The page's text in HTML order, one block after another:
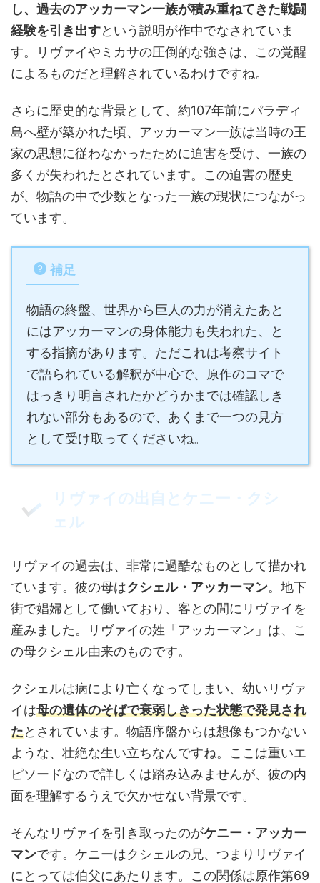
し、過去のアッカーマン一族が積み重ねてきた戦闘
経験を引き出すという説明が作中でなされていま
す。リヴァイやミカサの圧倒的な強さは、この覚醒
によるものだと理解されているわけですね。
さらに歴史的な背景として、約107年前にパラディ
島へ壁が築かれた頃、アッカーマン一族は当時の王
家の思想に従わなかったために迫害を受け、一族の
多くが失われたとされています。この迫害の歴史
が、物語の中で少数となった一族の現状につながっ
ています。
補足
物語の終盤、世界から巨人の力が消えたあと
にはアッカーマンの身体能力も失われた、と
する指摘があります。ただこれは考察サイト
で語られている解釈が中心で、原作のコマで
はっきり明言されたかどうかまでは確認しき
れない部分もあるので、あくまで一つの見方
として受け取ってくださいね。
リヴァイの出自とケニー・クシ
ェル
リヴァイの過去は、非常に過酷なものとして描かれ
ています。彼の母はクシェル・アッカーマン。地下
街で娼婦として働いており、客との間にリヴァイを
産みました。リヴァイの姓「アッカーマン」は、こ
の母クシェル由来のものです。
クシェルは病により亡くなってしまい、幼いリヴァ
イは母の遺体のそばで衰弱しきった状態で発見され
たとされています。物語序盤からは想像もつかない
ような、壮絶な生い立ちなんですね。ここは重いエ
ピソードなので詳しくは踏み込みませんが、彼の内
面を理解するうえで欠かせない背景です。
そんなリヴァイを引き取ったのがケニー・アッカー
マンです。ケニーはクシェルの兄、つまりリヴァイ
にとっては伯父にあたります。この関係は原作第69